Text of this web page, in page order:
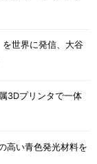
を世界に発信、大谷
3Dプリンタで一体
高い青色発光材料を